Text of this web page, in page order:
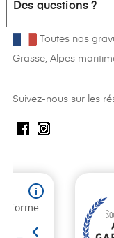
Des questions ?
Toutes nos
Grasse, Alpes
Suivez-nous sur les